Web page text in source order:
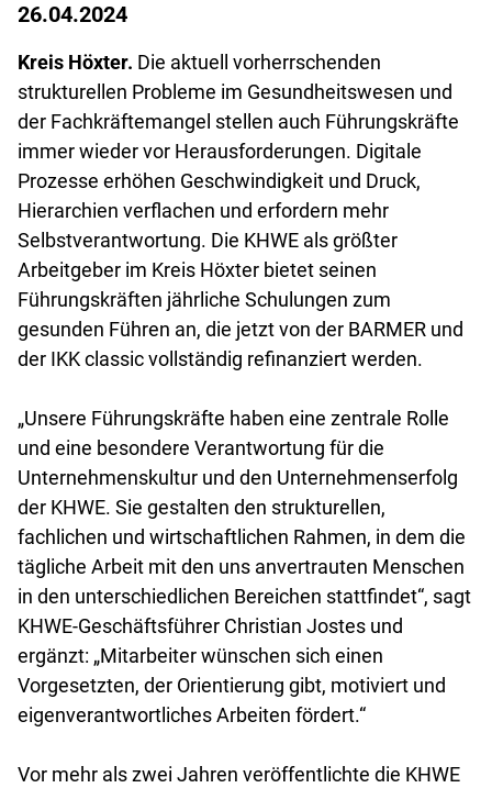
26.04.2024
Kreis Höxter. Die aktuell vorherrschenden
strukturellen Probleme im Gesundheitswesen und
der Fachkräftemangel stellen auch Führungskräfte
immer wieder vor Herausforderungen. Digitale
Prozesse erhöhen Geschwindigkeit und Druck,
Hierarchien verflachen und erfordern mehr
Selbstverantwortung. Die KHWE als größter
Arbeitgeber im Kreis Höxter bietet seinen
Führungskräften jährliche Schulungen zum
gesunden Führen an, die jetzt von der BARMER und
der IKK classic vollständig refinanziert werden.
„Unsere Führungskräfte haben eine zentrale Rolle
und eine besondere Verantwortung für die
Unternehmenskultur und den Unternehmenserfolg
der KHWE. Sie gestalten den strukturellen,
fachlichen und wirtschaftlichen Rahmen, in dem die
tägliche Arbeit mit den uns anvertrauten Menschen
in den unterschiedlichen Bereichen stattfindet“, sagt
KHWE-Geschäftsführer Christian Jostes und
ergänzt: „Mitarbeiter wünschen sich einen
Vorgesetzten, der Orientierung gibt, motiviert und
eigenverantwortliches Arbeiten fördert.“
Vor mehr als zwei Jahren veröffentlichte die KHWE